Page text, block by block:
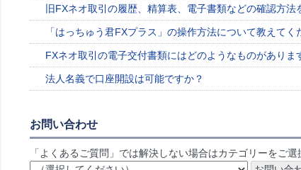
旧FXネオ取引の履歴、精算表、電子書類などの確認方法
「はっちゅう君FXプラス」の操作方法について教えてく
FXネオ取引の電子交付書類にはどのようなものがありま
法人名義で口座開設は可能ですか？
お問い合わせ
「よくあるご質問」では解決しない場合はカテゴリーをご